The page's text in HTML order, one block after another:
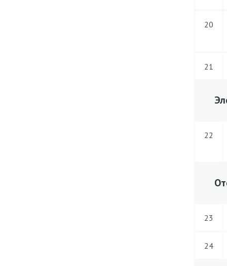
20
21
22
23
24